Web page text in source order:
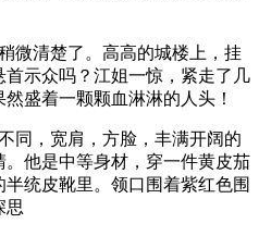
微清楚了。高高的城楼上，挂
示众吗？江姐一惊，紧走了几
盛着一颗颗血淋淋的人头！
同，宽肩，方脸，丰满开阔的
他是中等身材，穿一件黄皮茄
统皮靴里。领口围着紫红色围
思